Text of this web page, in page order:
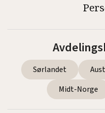
Sørlandet
Midt-Norge